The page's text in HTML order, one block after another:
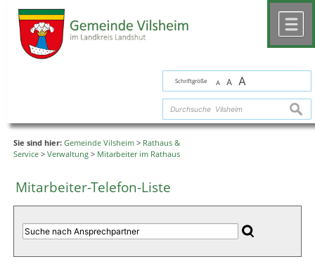
Schriftgröße A A A
Sie sind hier: Gemeinde Vilsheim > Rathaus &
Service > Verwaltung > Mitarbeiter im Rathaus
Mitarbeiter-Telefon-Liste